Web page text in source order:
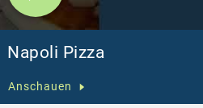
Napoli Pizza
Anschauen